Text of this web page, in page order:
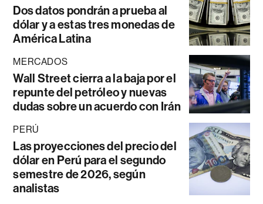
Dos datos pondrán a prueba al
dólar y a estas tres monedas de
América Latina
MERCADOS
Wall Street cierra a la baja por el
repunte del petróleo y nuevas
dudas sobre un acuerdo con Irán
PERÚ
Las proyecciones del precio del
dólar en Perú para el segundo
semestre de 2026, según
analistas